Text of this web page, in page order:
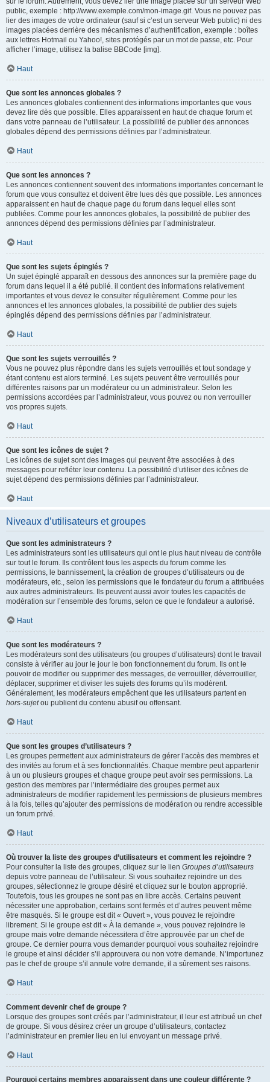
public, exemple : http://www.exemple.com/mon-image.gif. Vous ne pouvez pas
lier des images de votre ordinateur (sauf si c’est un serveur Web public) ni des
images placées derrière des mécanismes d’authentification, exemple : boîtes
aux lettres Hotmail ou Yahoo!, sites protégés par un mot de passe, etc. Pour
afficher l’image, utilisez la balise BBCode [img].
Haut
Que sont les annonces globales ?
Les annonces globales contiennent des informations importantes que vous
devez lire dès que possible. Elles apparaissent en haut de chaque forum et
dans votre panneau de l’utilisateur. La possibilité de publier des annonces
globales dépend des permissions définies par l’administrateur.
Haut
Que sont les annonces ?
Les annonces contiennent souvent des informations importantes concernant le
forum que vous consultez et doivent être lues dès que possible. Les annonces
apparaissent en haut de chaque page du forum dans lequel elles sont
publiées. Comme pour les annonces globales, la possibilité de publier des
annonces dépend des permissions définies par l’administrateur.
Haut
Que sont les sujets épinglés ?
Un sujet épinglé apparaît en dessous des annonces sur la première page du
forum dans lequel il a été publié. il contient des informations relativement
importantes et vous devez le consulter régulièrement. Comme pour les
annonces et les annonces globales, la possibilité de publier des sujets
épinglés dépend des permissions définies par l’administrateur.
Haut
Que sont les sujets verrouillés ?
Vous ne pouvez plus répondre dans les sujets verrouillés et tout sondage y
étant contenu est alors terminé. Les sujets peuvent être verrouillés pour
différentes raisons par un modérateur ou un administrateur. Selon les
permissions accordées par l’administrateur, vous pouvez ou non verrouiller
vos propres sujets.
Haut
Que sont les icônes de sujet ?
Les icônes de sujet sont des images qui peuvent être associées à des
messages pour refléter leur contenu. La possibilité d’utiliser des icônes de
sujet dépend des permissions définies par l’administrateur.
Haut
Niveaux d’utilisateurs et groupes
Que sont les administrateurs ?
Les administrateurs sont les utilisateurs qui ont le plus haut niveau de contrôle
sur tout le forum. Ils contrôlent tous les aspects du forum comme les
permissions, le bannissement, la création de groupes d’utilisateurs ou de
modérateurs, etc., selon les permissions que le fondateur du forum a attribuées
aux autres administrateurs. Ils peuvent aussi avoir toutes les capacités de
modération sur l’ensemble des forums, selon ce que le fondateur a autorisé.
Haut
Que sont les modérateurs ?
Les modérateurs sont des utilisateurs (ou groupes d’utilisateurs) dont le travail
consiste à vérifier au jour le jour le bon fonctionnement du forum. Ils ont le
pouvoir de modifier ou supprimer des messages, de verrouiller, déverrouiller,
déplacer, supprimer et diviser les sujets des forums qu’ils modèrent.
Généralement, les modérateurs empêchent que les utilisateurs partent en
hors-sujetou publient du contenu abusif ou offensant.
Haut
Que sont les groupes d’utilisateurs ?
Les groupes permettent aux administrateurs de gérer l’accès des membres et
des invités au forum et à ses fonctionnalités. Chaque membre peut appartenir
à un ou plusieurs groupes et chaque groupe peut avoir ses permissions. La
gestion des membres par l’intermédiaire des groupes permet aux
administrateurs de modifier rapidement les permissions de plusieurs membres
à la fois, telles qu’ajouter des permissions de modération ou rendre accessible
un forum privé.
Haut
Où trouver la liste des groupes d’utilisateurs et comment les rejoindre ?
Pour consulter la liste des groupes, cliquez sur le lien Groupes d’utilisateurs
depuis votre panneau de l’utilisateur. Si vous souhaitez rejoindre un des
groupes, sélectionnez le groupe désiré et cliquez sur le bouton approprié.
Toutefois, tous les groupes ne sont pas en libre accès. Certains peuvent
nécessiter une approbation, certains sont fermés et d’autres peuvent même
être masqués. Si le groupe est dit « Ouvert », vous pouvez le rejoindre
librement. Si le groupe est dit « À la demande », vous pouvez rejoindre le
groupe mais votre demande nécessitera d’être approuvée par un chef de
groupe. Ce dernier pourra vous demander pourquoi vous souhaitez rejoindre
le groupe et ainsi décider s’il approuvera ou non votre demande. N’importunez
pas le chef de groupe s’il annule votre demande, il a sûrement ses raisons.
Haut
Comment devenir chef de groupe ?
Lorsque des groupes sont créés par l’administrateur, il leur est attribué un chef
de groupe. Si vous désirez créer un groupe d’utilisateurs, contactez
l’administrateur en premier lieu en lui envoyant un message privé.
Haut
Pourquoi certains membres apparaissent dans une couleur différente ?